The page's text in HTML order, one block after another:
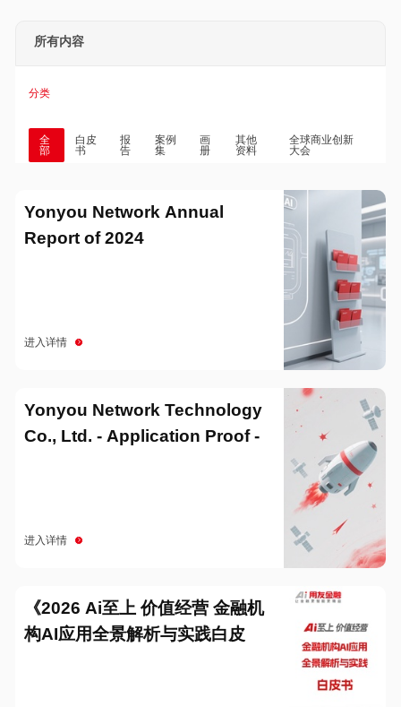
所有内容
分类
全
部
白皮
书
报
告
案例
集
画
册
其他
资料
全球商业创新
大会
Yonyou Network Annual
Report of 2024
进入详情
Yonyou Network Technology
Co., Ltd. - Application Proof -
进入详情
《2026 Ai至上 价值经营 金融机
构AI应用全景解析与实践白皮